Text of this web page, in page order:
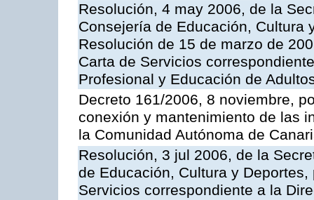
Resolución, 4 may 2006, de la
Consejería de Educación, Cultura
Resolución de 15 de marzo de
Carta de Servicios
Profesional y Educación de
Decreto 161/2006, 8 noviembre,
conexión y mantenimiento de las
la Comunidad Autónoma de
Resolución, 3 jul 2006, de la
de Educación, Cultura y
Servicios correspondiente a la